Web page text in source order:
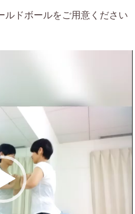
ルドボールをご用意ください